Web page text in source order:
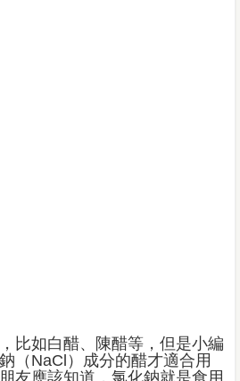
比如白醋、陳醋等，但是小編
（NaCl）成分的醋才適合用
友應該知道，氯化鈉就是食用